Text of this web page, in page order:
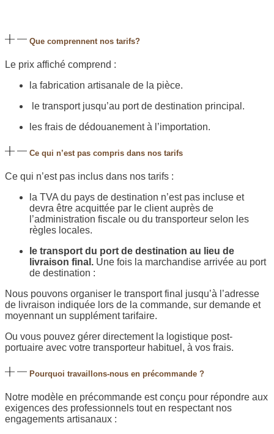
Que comprennent nos tarifs?
Le prix affiché comprend :
la fabrication artisanale de la pièce.
le transport jusqu’au port de destination principal.
les frais de dédouanement à l’importation.
Ce qui n’est pas compris dans nos tarifs
Ce qui n’est pas inclus dans nos tarifs :
la TVA du pays de destination n’est pas incluse et
devra être acquittée par le client auprès de
l’administration fiscale ou du transporteur selon les
règles locales.
le transport du port de destination au lieu de
livraison final. Une fois la marchandise arrivée au port
de destination :
Nous pouvons organiser le transport final jusqu’à l’adresse
de livraison indiquée lors de la commande, sur demande et
moyennant un supplément tarifaire.
Ou vous pouvez gérer directement la logistique post-
portuaire avec votre transporteur habituel, à vos frais.
Pourquoi travaillons-nous en précommande ?
Notre modèle en précommande est conçu pour répondre aux
exigences des professionnels tout en respectant nos
engagements artisanaux :